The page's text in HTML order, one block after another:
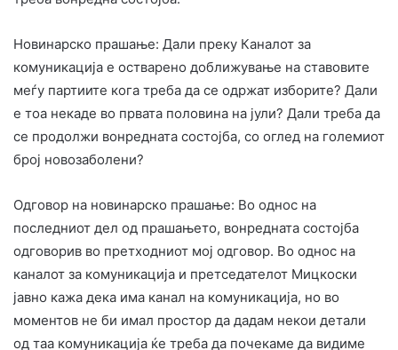
Новинарско прашање: Дали преку Каналот за
комуникација е остварено доближување на ставовите
меѓу партиите кога треба да се одржат изборите? Дали
е тоа некаде во првата половина на јули? Дали треба да
се продолжи вонредната состојба, со оглед на големиот
број новозаболени?
Одговор на новинарско прашање: Во однос на
последниот дел од прашањето, вонредната состојба
одговорив во претходниот мој одговор. Во однос на
каналот за комуникација и претседателот Мицкоски
јавно кажа дека има канал на комуникација, но во
моментов не би имал простор да дадам некои детали
од таа комуникација ќе треба да почекаме да видиме